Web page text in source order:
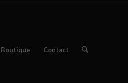
Boutique Contact